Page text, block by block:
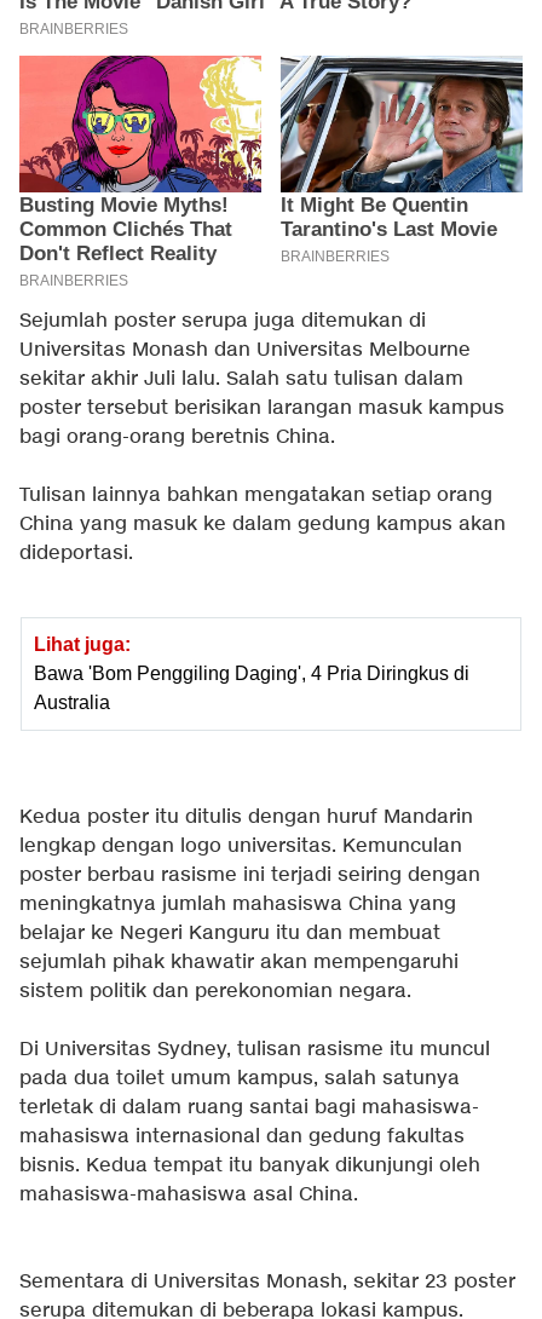
Sejumlah poster serupa juga ditemukan di
Universitas Monash dan Universitas Melbourne
sekitar akhir Juli lalu. Salah satu tulisan dalam
poster tersebut berisikan larangan masuk kampus
bagi orang-orang beretnis China.
Tulisan lainnya bahkan mengatakan setiap orang
China yang masuk ke dalam gedung kampus akan
dideportasi.
Lihat juga:
Bawa 'Bom Penggiling Daging', 4 Pria Diringkus di
Australia
Kedua poster itu ditulis dengan huruf Mandarin
lengkap dengan logo universitas. Kemunculan
poster berbau rasisme ini terjadi seiring dengan
meningkatnya jumlah mahasiswa China yang
belajar ke Negeri Kanguru itu dan membuat
sejumlah pihak khawatir akan mempengaruhi
sistem politik dan perekonomian negara.
Di Universitas Sydney, tulisan rasisme itu muncul
pada dua toilet umum kampus, salah satunya
terletak di dalam ruang santai bagi mahasiswa-
mahasiswa internasional dan gedung fakultas
bisnis. Kedua tempat itu banyak dikunjungi oleh
mahasiswa-mahasiswa asal China.
Sementara di Universitas Monash, sekitar 23 poster
serupa ditemukan di beberapa lokasi kampus.